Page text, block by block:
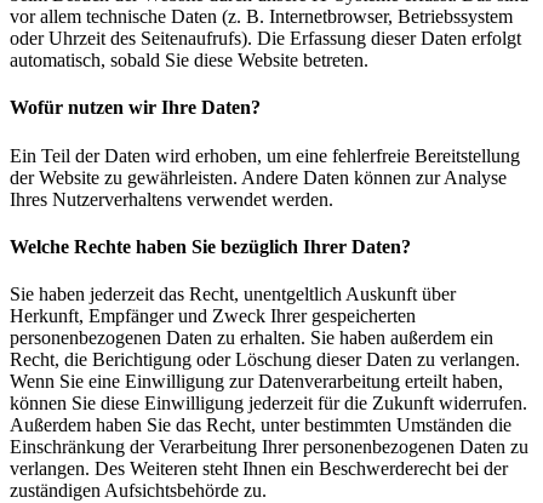
vor allem technische Daten (z. B. Internetbrowser, Betriebssystem
oder Uhrzeit des Seitenaufrufs). Die Erfassung dieser Daten erfolgt
automatisch, sobald Sie diese Website betreten.
Wofür nutzen wir Ihre Daten?
Ein Teil der Daten wird erhoben, um eine fehlerfreie Bereitstellung
der Website zu gewährleisten. Andere Daten können zur Analyse
Ihres Nutzerverhaltens verwendet werden.
Welche Rechte haben Sie bezüglich Ihrer Daten?
Sie haben jederzeit das Recht, unentgeltlich Auskunft über
Herkunft, Empfänger und Zweck Ihrer gespeicherten
personenbezogenen Daten zu erhalten. Sie haben außerdem ein
Recht, die Berichtigung oder Löschung dieser Daten zu verlangen.
Wenn Sie eine Einwilligung zur Datenverarbeitung erteilt haben,
können Sie diese Einwilligung jederzeit für die Zukunft widerrufen.
Außerdem haben Sie das Recht, unter bestimmten Umständen die
Einschränkung der Verarbeitung Ihrer personenbezogenen Daten zu
verlangen. Des Weiteren steht Ihnen ein Beschwerderecht bei der
zuständigen Aufsichtsbehörde zu.